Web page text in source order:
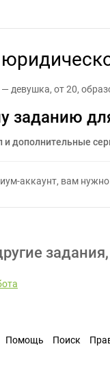
девушка, от 20,
заданию
и дополнительные
аккаунт, вам нужно
Помощь Поиск